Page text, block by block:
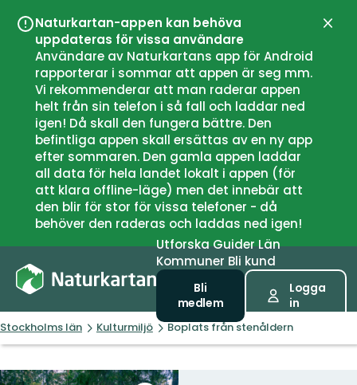
Naturkartan-appen kan behöva
uppdateras för vissa användare
Användare av Naturkartans app för Android
rapporterar i sommar att appen är seg mm.
Vi rekommenderar att man raderar appen
helt från sin telefon i så fall och laddar ned
igen! Då skall den fungera bättre. Den
befintliga appen skall ersättas av en ny app
efter sommaren. Den gamla appen laddar
all data för hela landet lokalt i appen (för
att klara offline-läge) men det innebär att
den blir för stor för vissa telefoner - då
behöver den raderas och laddas ned igen!
UtforskaGuiderLän
Kommuner Bli kund
Bli
medlem
Logga
in
Stockholms län Kulturmiljö Boplats från stenåldern